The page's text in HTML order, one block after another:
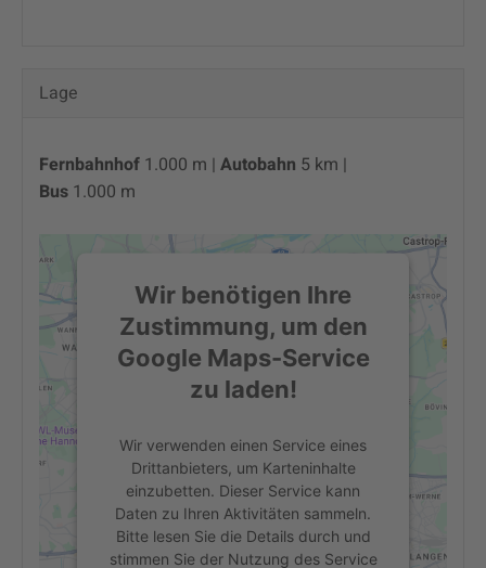
Lage
Fernbahnhof 1.000 m | Autobahn 5 km |
Bus 1.000 m
Wir benötigen Ihre
Zustimmung, um den
Google Maps-Service
zu laden!
Wir verwenden einen Service eines
Drittanbieters, um Karteninhalte
einzubetten. Dieser Service kann
Daten zu Ihren Aktivitäten sammeln.
Bitte lesen Sie die Details durch und
stimmen Sie der Nutzung des Service